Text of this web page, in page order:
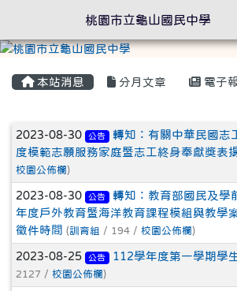
本站消息 分月文章 電子
文章列表
2023-08-30 公告
轉知：有關中華民國志
度模範志願服務家庭暨志工終身奉獻獎表揚
校園公佈欄 )
2023-08-30 公告
轉知：教育部國民及學
年度戶外教育暨海洋教育課程模組與教學
徵件時間 (訓育組 / 194 / 校園公佈欄 )
2023-08-25 公告 112學年度第一學期學
2127 / 校園公佈欄 )
桃園市立龜山國民中學